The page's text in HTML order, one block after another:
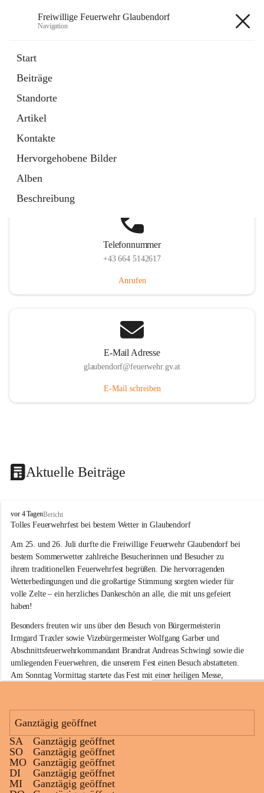
Freiwillige Feuerwehr Glaubendorf
Navigation
Start
Beiträge
Standorte
Artikel
Kontakte
Hervorgehobene Bilder
Alben
Beschreibung
Telefonnummer
+43 664 5142617
Anrufen
E-Mail Adresse
glaubendorf@feuerwehr.gv.at
E-Mail schreiben
Aktuelle Beiträge
F
r
i
w
i
l
i
g
e
F
e
u
e
r
w
G
l
a
u
b
e
n
vor 4 TagenBericht
Tolles Feuerwehrfest bei bestem Wetter in Glaubendorf
Am 25. und 26. Juli durfte die Freiwillige Feuerwehr Glaubendorf bei
bestem Sommerwetter zahlreiche Besucherinnen und Besucher zu
ihrem traditionellen Feuerwehrfest begrüßen. Die hervorragenden
Wetterbedingungen und die großartige Stimmung sorgten wieder für
volle Zelte – ein herzliches Dankeschön an alle, die mit uns gefeiert
haben!
Besonders freuten wir uns über den Besuch von Bürgermeisterin
Irmgard Traxler sowie Vizebürgermeister Wolfgang Garber und
Abschnittsfeuerwehrkommandant Brandrat Andreas Schwingl sowie die
umliegenden Feuerwehren, die unserem Fest einen Besuch abstatteten.
Am Sonntag Vormittag startete das Fest mit einer heiligen Messe,
Musikverein Rußbach, der mit seinem Frühschoppenkonzert beste
Eine Hüpfburg sowie verschiedene Spiele sorgten für jede Menge Spaß
und Unterhaltung.
Kulinarisch war ebenfalls für jeden Geschmack etwas dabei. Neben
köstlichen Grillspezialitäten am gesamten Wochenende standen am
Ganztägig geöffnet
SA
Ganztägig geöffnet
SO
Ganztägig geöffnet
MO Ganztägig geöffnet
DI
Ganztägig geöffnet
MI
Ganztägig geöffnet